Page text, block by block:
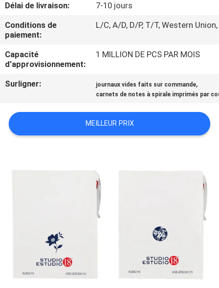
NOUS
DEMANDEZ
UNE
CITATION
PLAN
DU
SITE
Délai de livraison:
7-10 jours
Conditions de
paiement:
L/C, A/D, D/P, T/T, Western Union,
Capacité
d'approvisionnement:
1 MILLION DE PCS PAR MOIS
Surligner: journaux vides faits sur commande,
carnets de notes à spirale imprimés par
MEILLEUR PRIX